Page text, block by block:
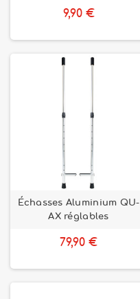
9,90 €
Échasses Aluminium QU-
AX réglables
79,90 €